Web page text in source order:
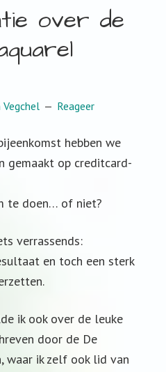
over de
Reageer
hebben we
gemaakt op creditcard-
te doen… of niet?
verrassends:
en toch een sterk
ik ook over de leuke
door de De
waar ik zelf ook lid van